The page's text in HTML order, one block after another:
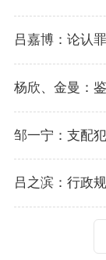
吕嘉博：论认
杨欣、金曼：
邹一宁：支配
吕之滨：行政